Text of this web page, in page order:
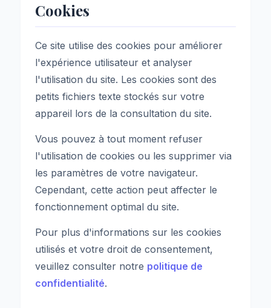
Cookies
Ce site utilise des cookies pour améliorer
l'expérience utilisateur et analyser
l'utilisation du site. Les cookies sont des
petits fichiers texte stockés sur votre
appareil lors de la consultation du site.
Vous pouvez à tout moment refuser
l'utilisation de cookies ou les supprimer via
les paramètres de votre navigateur.
Cependant, cette action peut affecter le
fonctionnement optimal du site.
Pour plus d'informations sur les cookies
utilisés et votre droit de consentement,
veuillez consulter notre politique de
confidentialité.